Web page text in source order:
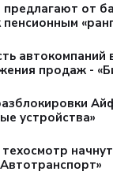
предлагают от
автокомпаний
продаж -
устройства»